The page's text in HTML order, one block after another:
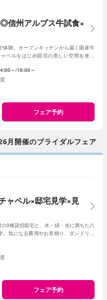
◎信州アルプス牛試食×
験。オープンキッチンから届く国産牛
ペルをはじめ邸宅の美しい空間を感じ
～ 16:00～
フェア予約
開催のブライダルフェア
ャペル×邸宅見学×見
3棟貸切邸宅と、水・緑・光に満ちた八
気になる費用やお見積り、ダンドリも
フェア予約